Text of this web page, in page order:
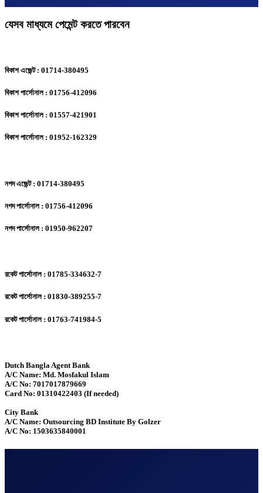
যেসব মাধ্যমে পেমেন্ট করতে পারবেন
বিকাশ এজেন্ট : 01714-380495
বিকাশ পার্সোনাল : 01756-412096
বিকাশ পার্সোনাল : 01557-421901
বিকাশ পার্সোনাল : 01952-162329
নগদ এজেন্ট : 01714-380495
নগদ পার্সোনাল : 01756-412096
নগদ পার্সোনাল : 01950-962207
রকেট পার্সোনাল : 01785-334632-7
রকেট পার্সোনাল : 01830-389255-7
রকেট পার্সোনাল : 01763-741984-5
Dutch Bangla Agent Bank
A/C Name: Md. Mosfakul Islam
A/C No: 7017017879669
Card No: 01310422403 (If needed)
City Bank
A/C Name: Outsourcing BD Institute By Golzer
A/C No: 1503635840001